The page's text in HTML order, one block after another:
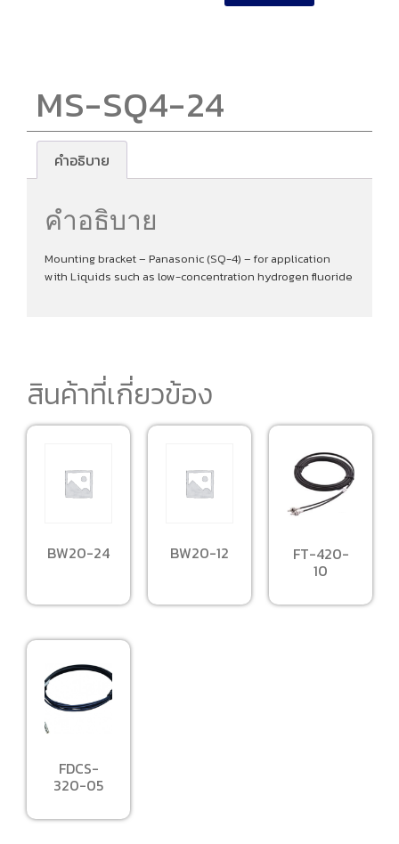
MS-SQ4-24
คำอธิบาย
คำอธิบาย
Mounting bracket – Panasonic (SQ-4) – for application
with Liquids such as low-concentration hydrogen fluoride
สินค้าที่เกี่ยวข้อง
BW20-24 BW20-12 FT-420-
10
FDCS-
320-05